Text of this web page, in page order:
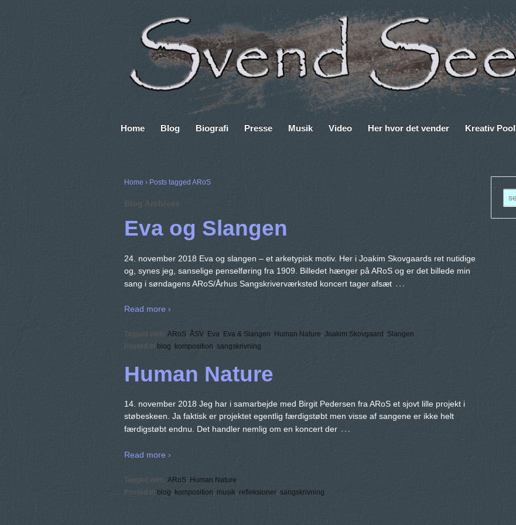
Home Blog Biografi Presse Musik Video Her hvor det vender Kreativ Pool
Home › Posts tagged ARoS
Blog Archives
Eva og Slangen
24. november 2018 Eva og slangen – et arketypisk motiv. Her i Joakim Skovgaards ret nutidige
og, synes jeg, sanselige penselføring fra 1909. Billedet hænger på ARoS og er det billede min
sang i søndagens ARoS/Århus Sangskriverværksted koncert tager afsæt …
Read more ›
Tagged with: ARoS, ÅSV, Eva, Eva & Slangen, Human Nature, Joakim Skovgaard , Slangen
Posted in blog, komposition, sangskrivning
Human Nature
14. november 2018 Jeg har i samarbejde med Birgit Pedersen fra ARoS et sjovt lille projekt i
støbeskeen. Ja faktisk er projektet egentlig færdigstøbt men visse af sangene er ikke helt
færdigstøbt endnu. Det handler nemlig om en koncert der …
Read more ›
Tagged with: ARoS, Human Nature
Posted in blog, komposition, musik, refleksioner, sangskrivning